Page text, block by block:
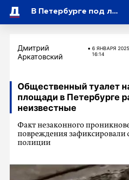
В Петербурге под лед Финского залива провалился мужчина, спасти его не удалось
Дмитрий
Аркатовский
6 ЯНВАРЯ 2025
16:14
Общественный туалет
площади в Петербурге
неизвестные
Факт незаконного
повреждения зафиксировали
полиции